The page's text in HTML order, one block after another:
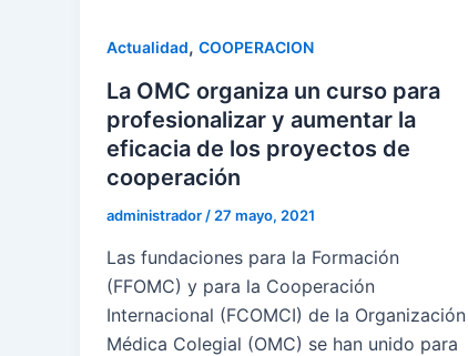
Actualidad, COOPERACION
La OMC organiza un curso para
profesionalizar y aumentar la
eficacia de los proyectos de
cooperación
administrador / 27 mayo, 2021
Las fundaciones para la Formación
(FFOMC) y para la Cooperación
Internacional (FCOMCI) de la Organización
Médica Colegial (OMC) se han unido para